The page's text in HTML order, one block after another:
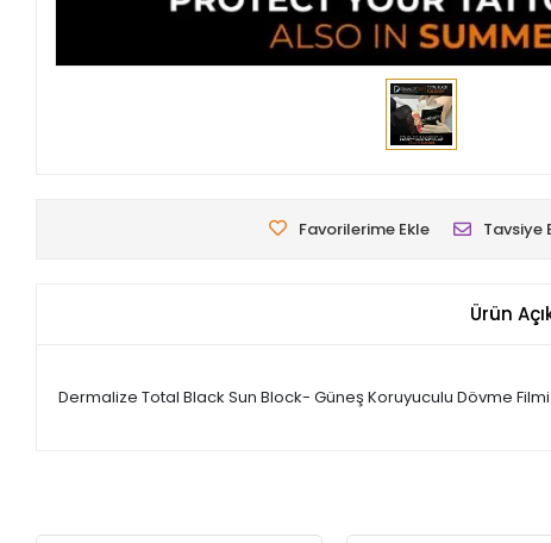
Favorilerime Ekle Tavsiye
Ürün
Dermalize Total Black Sun Block- Güneş Koruyuculu Dövme